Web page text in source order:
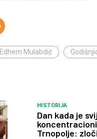
Edhem Mulabdić
HISTORIJA
Dan kada je
Trnopolje: